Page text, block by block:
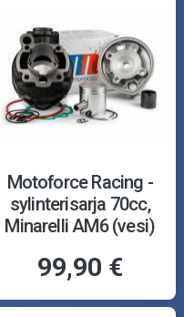
Motoforce Racing -
sylinterisarja 70cc,
Minarelli AM6 (vesi)
99,90 €